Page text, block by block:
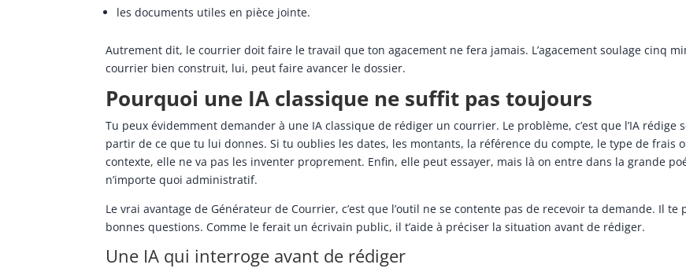
les documents utiles en pièce jointe.
Autrement dit, le courrier doit faire le travail que ton agacement ne fera jamais. L’agacement soulage cinq
courrier bien construit, lui, peut faire avancer le dossier.
Pourquoi une IA classique ne suffit pas toujours
Tu peux évidemment demander à une IA classique de rédiger un courrier. Le problème, c’est que l’IA rédige
partir de ce que tu lui donnes. Si tu oublies les dates, les montants, la référence du compte, le type de frais
contexte, elle ne va pas les inventer proprement. Enfin, elle peut essayer, mais là on entre dans la grande
n’importe quoi administratif.
Le vrai avantage de Générateur de Courrier, c’est que l’outil ne se contente pas de recevoir ta demande. Il te
bonnes questions. Comme le ferait un écrivain public, il t’aide à préciser la situation avant de rédiger.
Une IA qui interroge avant de rédiger